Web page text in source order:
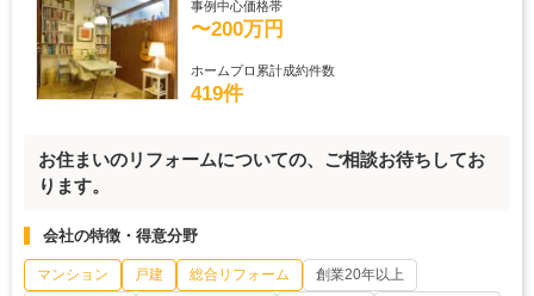
事例中心価格帯
〜200万円
ホームプロ累計成約件数
419件
お住まいのリフォームについての、ご相談お待ちしてお
ります。
会社の特徴・得意分野
マンション 戸建 総合リフォーム
創業20年以上